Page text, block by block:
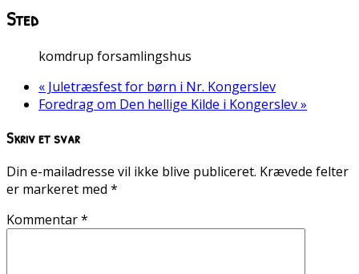
Sted
komdrup forsamlingshus
« Juletræsfest for børn i Nr. Kongerslev
Foredrag om Den hellige Kilde i Kongerslev»
Skriv et svar
Din e-mailadresse vil ikke blive publiceret. Krævede felter
er markeret med *
Kommentar*